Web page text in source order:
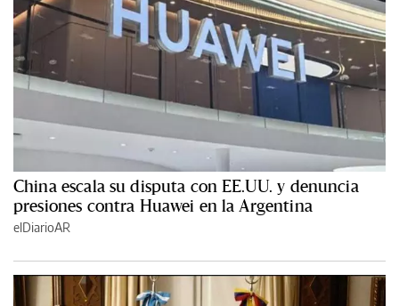
China escala su disputa con EE.UU. y denuncia
presiones contra Huawei en la Argentina
elDiarioAR